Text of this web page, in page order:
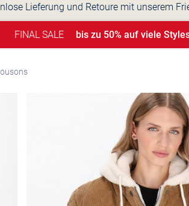
Lieferung und Retoure mit unserem
FINAL SALE bis zu 50% auf viele